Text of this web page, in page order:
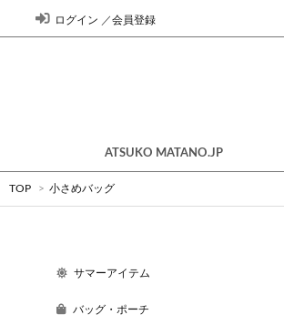
ログイン ／会員登録
ATSUKO MATANO.JP
TOP > 小さめバッグ
サマーアイテム
バッグ・ポーチ